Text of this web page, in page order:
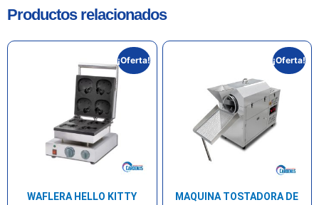
Productos relacionados
¡Oferta!
WAFLERA HELLO KITTY
¡Oferta!
MAQUINA TOSTADORA DE